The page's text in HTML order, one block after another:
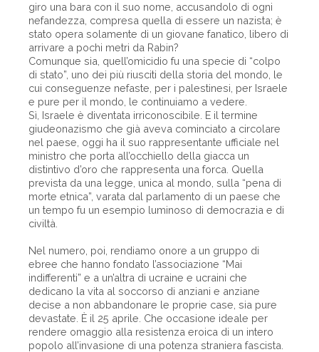
giro una bara con il suo nome, accusandolo di ogni
nefandezza, compresa quella di essere un nazista; è
stato opera solamente di un giovane fanatico, libero di
arrivare a pochi metri da Rabin?
Comunque sia, quell’omicidio fu una specie di “colpo
di stato”, uno dei più riusciti della storia del mondo, le
cui conseguenze nefaste, per i palestinesi, per Israele
e pure per il mondo, le continuiamo a vedere.
Sì, Israele è diventata irriconoscibile. E il termine
giudeonazismo che già aveva cominciato a circolare
nel paese, oggi ha il suo rappresentante ufficiale nel
ministro che porta all’occhiello della giacca un
distintivo d’oro che rappresenta una forca. Quella
prevista da una legge, unica al mondo, sulla “pena di
morte etnica”, varata dal parlamento di un paese che
un tempo fu un esempio luminoso di democrazia e di
civiltà.
Nel numero, poi, rendiamo onore a un gruppo di
ebree che hanno fondato l’associazione “Mai
indifferenti” e a un’altra di ucraine e ucraini che
dedicano la vita al soccorso di anziani e anziane
decise a non abbandonare le proprie case, sia pure
devastate. È il 25 aprile. Che occasione ideale per
rendere omaggio alla resistenza eroica di un intero
popolo all’invasione di una potenza straniera fascista.